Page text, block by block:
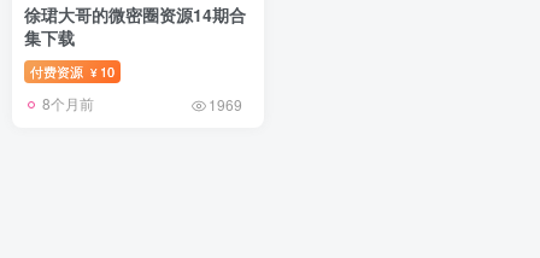
徐珺大哥的微密圈资源14期合
集下载
付费资源 ¥ 10
8个月前 1969